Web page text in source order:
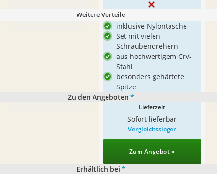
Weitere Vorteile
inklusive Nylontasche
Set mit vielen
Schraubendrehern
aus hochwertigem CrV-
Stahl
besonders gehärtete
Spitze
Zu den Angeboten *
Lieferzeit
Sofort lieferbar
Vergleichssieger
Zum Angebot »
Erhältlich bei *